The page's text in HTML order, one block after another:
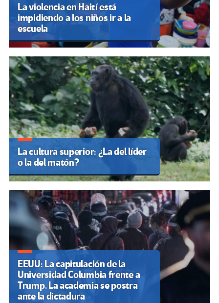
La violencia en Haití está
impidiendo a los niños ir a la
escuela
La cultura superior: ¿La del líder
o la del matón?
EEUU: La capitulación de la
Universidad Columbia frente a
Trump. La academia se postra
ante la dictadura